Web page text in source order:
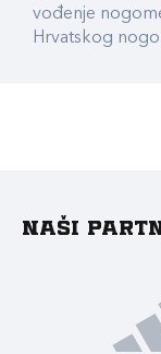
vođenje
Hrvatskog
Naši